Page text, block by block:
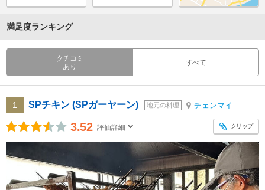
満足度ランキング
クチコミ
あり
すべて
1 SPチキン (SPガーヤーン) 地元の料理 チェンマイ
3.52 評価詳細 クリップ